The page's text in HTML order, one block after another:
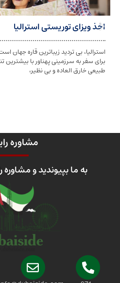
توریستی استرالیا
تردید زیباترین قاره جهان است.اخذ ویزای
سرزمینی پهناور با بیشترین تنوع زیستی و
العاده و بی نظیر،
مشاوره رایگان
بپیوندید و مشاوره رایگان